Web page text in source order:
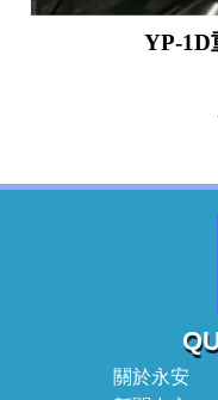
YP-1D
關於永安